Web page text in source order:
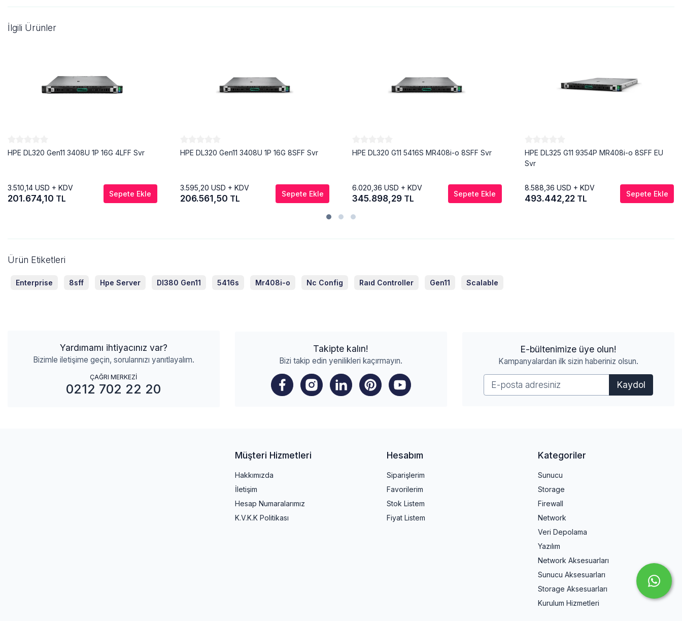
İlgili Ürünler
HPE DL320 Gen11 3408U 1P 16G 4LFF Svr
3.510,14 USD + KDV
201.674,10 TL Sepete Ekle
HPE DL320 Gen11 3408U 1P 16G 8SFF Svr
3.595,20 USD + KDV
206.561,50 TL Sepete Ekle
HPE DL320 G11 5416S MR408i-o 8SFF Svr
6.020,36 USD + KDV
345.898,29 TL Sepete Ekle
HPE DL325 G11 9354P MR408i-o 8SFF EU
Svr
8.588,36 USD + KDV
493.442,22 TL Sepete Ekle
Ürün Etiketleri
Enterprise 8sff Hpe Server Dl380 Gen11 5416s Mr408i-o Nc Config Raıd Controller Gen11 Scalable
Yardımamı ihtiyacınız var?
Bizimle iletişime geçin, sorularınızı yanıtlayalım.
ÇAĞRI MERKEZİ
0212 702 22 20
Takipte kalın!
Bizi takip edin yenilikleri kaçırmayın.
E-bültenimize üye olun!
Kampanyalardan ilk sizin haberiniz olsun.
Kaydol
Müşteri Hizmetleri
Hakkımızda
İletişim
Hesap Numaralarımız
K.V.K.K Politikası
Hesabım
Siparişlerim
Favorilerim
Stok Listem
Fiyat Listem
Kategoriler
Sunucu
Storage
Firewall
Network
Veri Depolama
Yazılım
Network Aksesuarları
Sunucu Aksesuarları
Storage Aksesuarları
Kurulum Hizmetleri